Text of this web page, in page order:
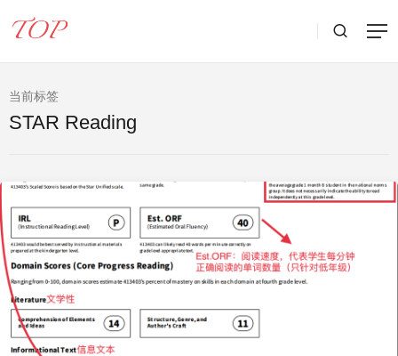
当前标签
STAR Reading